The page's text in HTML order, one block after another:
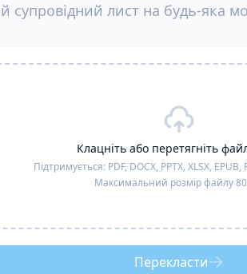
супровідний лист на будь-яка
Клацніть або перетягніть
Підтримується: PDF, DOCX, PPTX, XLSX, EPUB,
Максимальний розмір файлу
Перекласти